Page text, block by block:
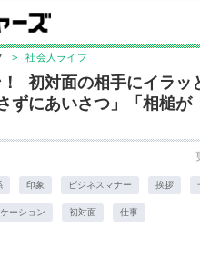
> 社会人ライフ
初対面の相手にイラッ
ずにあいさつ」「相槌が
印象 ビジネスマナー 挨拶
ーション 初対面 仕事